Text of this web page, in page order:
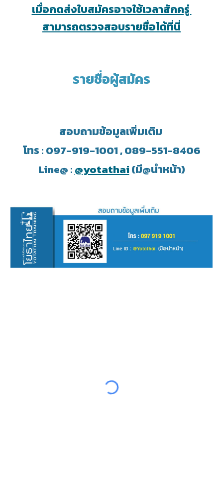
เมื่อกดส่งใบสมัครอาจใช้เวลาสักครู่
สามารถตรวจสอบรายชื่อได้ที่นี่
รายชื่อผู้สมัคร
สอบถามข้อมูลเพิ่มเติม
โทร : 097-919-1001 , 089-551-8406
Line@ :@yotathai(มี@นำหน้า)